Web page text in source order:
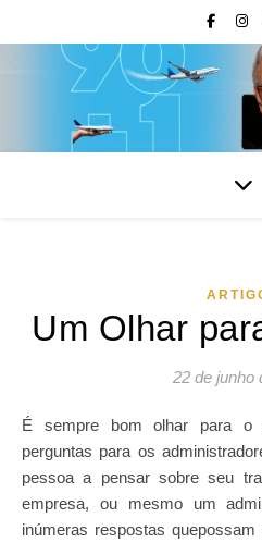
Um Olhar
22 de junho
É sempre bom olhar para o passado e fazer algumas
perguntas para os
pessoa a pensar sobre seu
empresa, ou mesmo um
inúmeras respostas